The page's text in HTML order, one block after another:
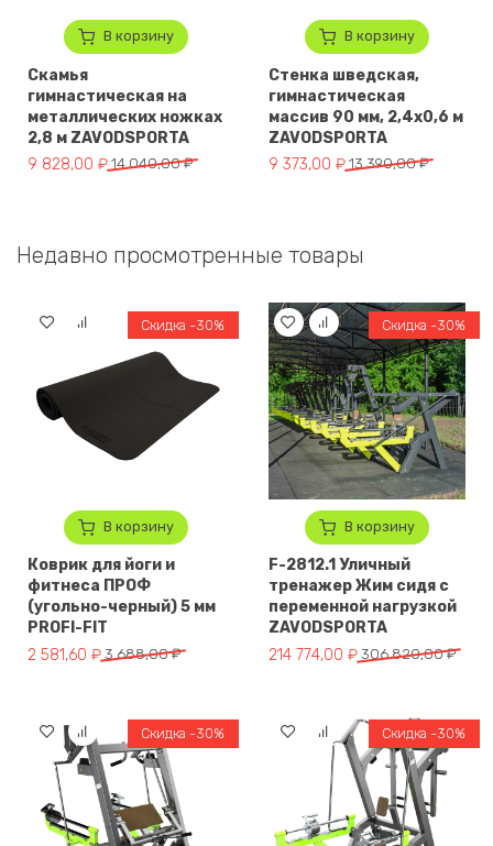
В корзину
Скамья
гимнастическая на
металлических ножках
2,8 м ZAVODSPORTA
14 040,00₽
Первоначальная цена составляла 14 040,00 ₽.
9 828,00 ₽
Текущая цена: 9 828,00 ₽.
В корзину
Стенка шведская,
гимнастическая
массив 90 мм, 2,4х0,6 м
ZAVODSPORTA
13 390,00₽
Первоначальная цена
9 373,00 ₽
Текущая цена: 9 373,00 ₽.
Недавно просмотренные товары
В корзину
Скидка -30%
Коврик для йоги и
фитнеса ПРОФ
(угольно-черный) 5 мм
PROFI-FIT
3 688,00₽
Первоначальная цена составляла 3 688,00 ₽.
2 581,60 ₽
Текущая цена: 2 581,60 ₽.
В корзину
Скидка -30%
F-2812.1 Уличный
тренажер Жим сидя с
переменной нагрузкой
ZAVODSPORTA
306 820,00₽
Первоначальная цена
214 774,00 ₽
Текущая цена: 214 774,00 ₽.
Скидка -30% Скидка -30%